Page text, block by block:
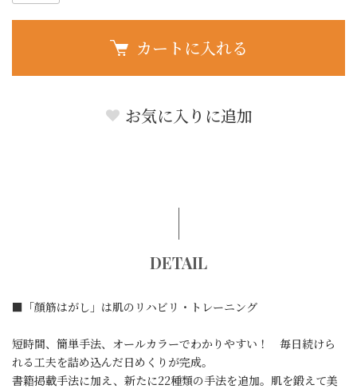
カートに入れる
お気に入りに追加
DETAIL
■「顔筋はがし」は肌のリハビリ・トレーニング
短時間、簡単手法、オールカラーでわかりやすい！ 毎日続けら
れる工夫を詰め込んだ日めくりが完成。
書籍掲載手法に加え、新たに22種類の手法を追加。肌を鍛えて美